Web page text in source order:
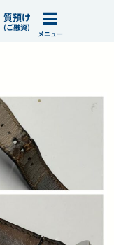
質預け
(ご融資)
メニュー